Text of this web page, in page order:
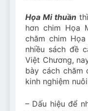
Họa Mi thuần
hơn chim Họa
chăm chim
nhiều sách đề
Việt Chương,
bày cách chăm
kinh nghiệm
– Dấu hiệu để